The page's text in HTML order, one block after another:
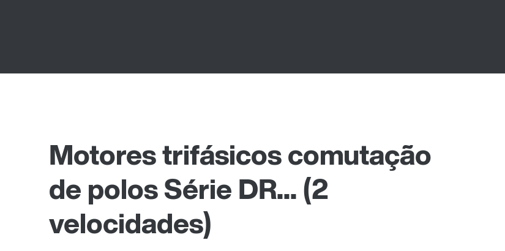
Motores trifásicos comutação
de polos Série DR... (2
velocidades)